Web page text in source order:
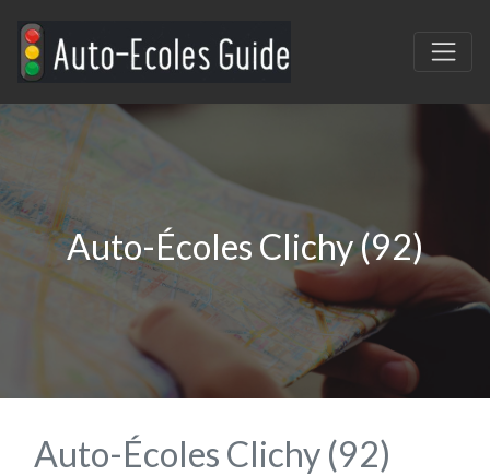
Auto-Écoles Clichy (92)
Auto-Écoles Clichy (92)